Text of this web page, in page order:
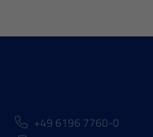
+49 6196 7760-0